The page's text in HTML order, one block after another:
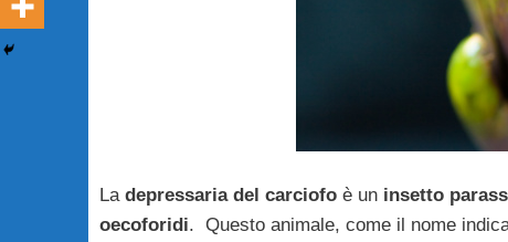
Ladepressaria del carciofoè uninsetto
oecoforidi. Questo animale, come il nome